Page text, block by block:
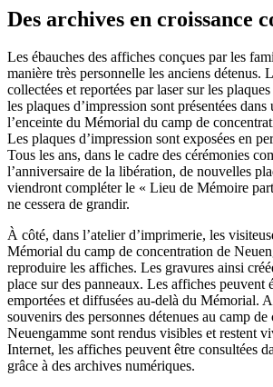
Des archives en croissance
Les ébauches des affiches conçues par les
manière très personnelle les anciens détenus.
collectées et reportées par laser sur les
les plaques d’impression sont présentées dans
l’enceinte du Mémorial du camp de
Les plaques d’impression sont exposées en
Tous les ans, dans le cadre des cérémonies
l’anniversaire de la libération, de nouvelles
viendront compléter le « Lieu de Mémoire
ne cessera de grandir.
À côté, dans l’atelier d’imprimerie, les
Mémorial du camp de concentration de
reproduire les affiches. Les gravures ainsi
place sur des panneaux. Les affiches peuvent
emportées et diffusées au-delà du Mémorial.
souvenirs des personnes détenues au camp
Neuengamme sont rendus visibles et restent
Internet, les affiches peuvent être consultées
grâce à des archives numériques.